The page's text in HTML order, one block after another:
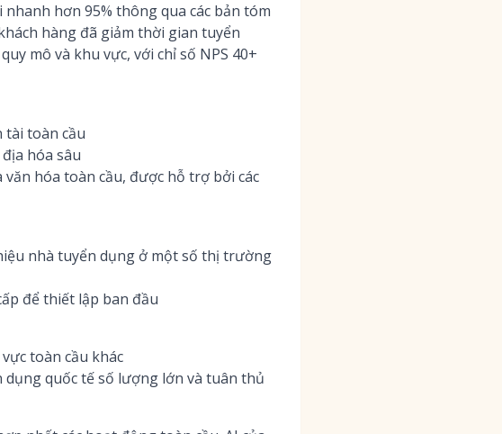
hơn 95% thông qua các bản tóm
hàng đã giảm thời gian tuyển
mô và khu vực, với chỉ số NPS 40+
toàn cầu
hóa sâu
hóa toàn cầu, được hỗ trợ bởi các
nhà tuyển dụng ở một số thị trường
để thiết lập ban đầu
toàn cầu khác
dụng quốc tế số lượng lớn và tuân thủ